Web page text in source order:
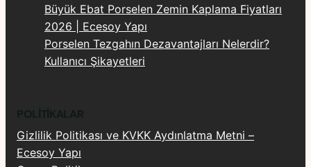
Büyük Ebat Porselen Zemin Kaplama Fiyatları
2026 | Ecesoy Yapı
Porselen Tezgahın Dezavantajları Nelerdir?
Kullanıcı Şikayetleri
POLITIKALAR
Gizlilik Politikası ve KVKK Aydınlatma Metni –
Ecesoy Yapı